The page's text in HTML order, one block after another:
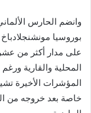
بوروسيا
على مدار أكثر من
المؤشرات الأخيرة
خاصة بعد خروجه من